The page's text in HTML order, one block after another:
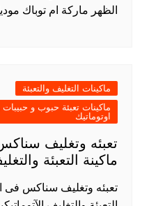
الظهر ماركة ام توباك موديل 903 حتي
ماكينات التغليف والتعبئة
ماكينات تعبئة حبوب و
اوتوماتيك
تعبئه وتغليف
ماكينة التعبئة
تعبئه وتغليف سناكس فى